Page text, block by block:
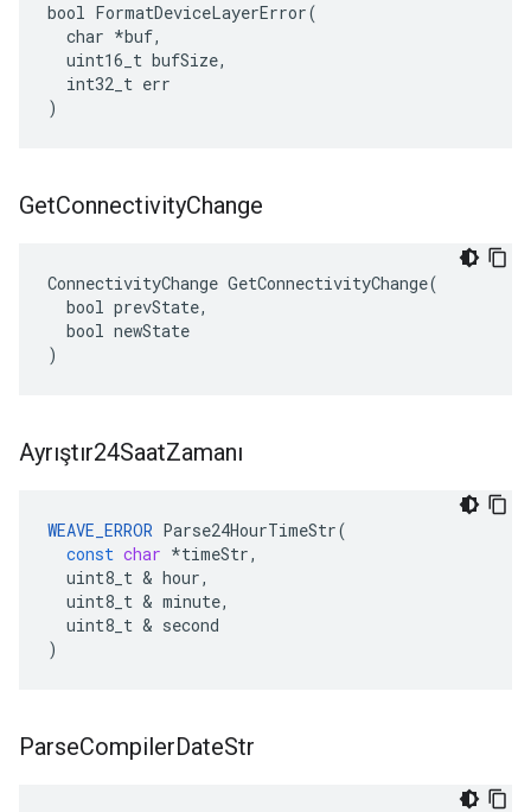
bool FormatDeviceLayerError(
  char *buf,
  uint16_t bufSize,
  int32_t err
)
GetConnectivityChange
ConnectivityChange GetConnectivityChange(
  bool prevState,
  bool newState
)
Ayrıştır24SaatZamanı
WEAVE_ERROR Parse24HourTimeStr(
const char *timeStr,
uint8_t & hour,
uint8_t & minute,
uint8_t & second
)
ParseCompilerDateStr